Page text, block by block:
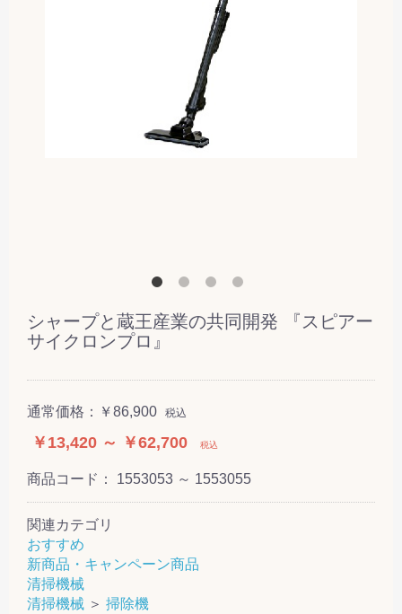
シャープと蔵王産業の共同開発 『スピアー
サイクロンプロ』
通常価格： ￥86,900 税込
￥13,420 ～ ￥62,700 税込
商品コード： 1553053 ～ 1553055
関連カテゴリ
おすすめ
新商品・キャンペーン商品
清掃機械
清掃機械 ＞ 掃除機